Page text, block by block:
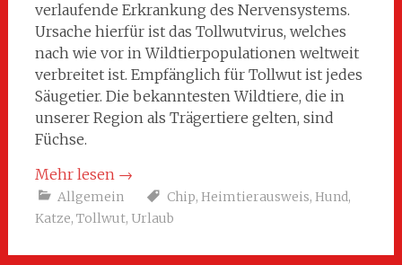
verlaufende Erkrankung des Nervensystems.
Ursache hierfür ist das Tollwutvirus, welches
nach wie vor in Wildtierpopulationen weltweit
verbreitet ist. Empfänglich für Tollwut ist jedes
Säugetier. Die bekanntesten Wildtiere, die in
unserer Region als Trägertiere gelten, sind
Füchse.
Mehr lesen →
Allgemein Chip, Heimtierausweis, Hund,
Katze, Tollwut, Urlaub